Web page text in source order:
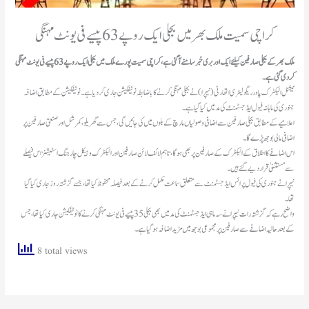
کراچی سمیت ملک بھر میں بجلی ایک روپے 63 پیسے فی یونٹ مہنگی
ملک بھر کے بجلی صارفین کیلئے ایک اور بری خبر سامنے آگئی ہے، کراچی سمیت پورے ملک میں بجلی ایک روپے 63 پیسے فی یونٹ مہنگی
کر دی گئی ہے۔
نیشنل الیکٹرک پاور ریگولیٹری اتھارٹی (نیپرا) نے بجلی مہنگی کرنے کا باضابطہ نوٹیفکیشن جاری کر دیا ہے۔ نوٹیفکیشن کے مطابق اضافہ
جنوری کی ماہانہ فیول ایڈجسٹمنٹ کی مد میں کیا گیا ہے۔
اعلامیے کے مطابق بجلی صارفین سے اضافی وصولیاں مارچ کے بلوں میں کی جائیں گی، جس سے گھریلو، کمرشل اور صنعتی صارفین پر
اضافی مالی بوجھ پڑے گا۔
اس اضافے کا اطلاق کے الیکٹرک کے صارفین پر بھی ہوگا، تاہم لائف لائن صارفین اور الیکٹرک وہیکل چارجنگ اسٹیشنز اس فیصلے
سے مستثنیٰ قرار دیے گئے ہیں۔
نیپرا نے جنوری کی فیول پرائس ایڈجسٹمنٹ سے متعلق سماعت مکمل کرنے کے بعد فیصلہ محفوظ کیا تھا، جسے گزشتہ روز جاری کیا گیا
تھا۔
واضح رہے کہ گزشتہ رات نیپرا نے سہ ماہی ایڈجسٹمنٹ کی مد میں بھی بجلی 35 پیسے فی یونٹ مہنگی کرنے کا نوٹیفکیشن جاری کیا تھا، جس
کے بعد حالیہ اضافے سے صارفین پر مجموعی بوجھ میں مزید اضافہ ہو گیا ہے۔
8 total views